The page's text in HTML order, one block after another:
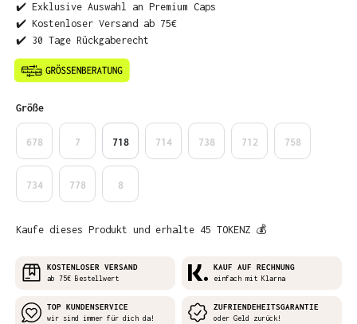
✔️ Exklusive Auswahl an Premium Caps
✔️ Kostenloser Versand ab 75€
✔️ 30 Tage Rückgaberecht
Größeauswählen
678 7 718 714 738 712 758
734 778 8
Kaufe dieses Produkt und erhalte 45 TOKENZ 💰
KOSTENLOSER VERSAND
ab 75€ Bestellwert
KAUF AUF RECHNUNG
einfach mit Klarna
TOP KUNDENSERVICE
wir sind immer für dich da!
ZUFRIENDEHEITSGARANTIE
oder Geld zurück!